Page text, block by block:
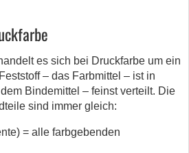
es sich bei Druckfarbe um ein
– das Farbmittel – ist in
Bindemittel – feinst verteilt. Die
sind immer gleich:
= alle farbgebenden